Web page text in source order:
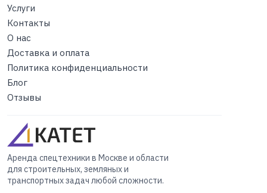
Услуги
Контакты
О нас
Доставка и оплата
Политика конфиденциальности
Блог
Отзывы
Аренда спецтехники в Москве и области
для строительных, земляных и
транспортных задач любой сложности.